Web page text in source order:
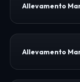
Allevamento
Allevamento